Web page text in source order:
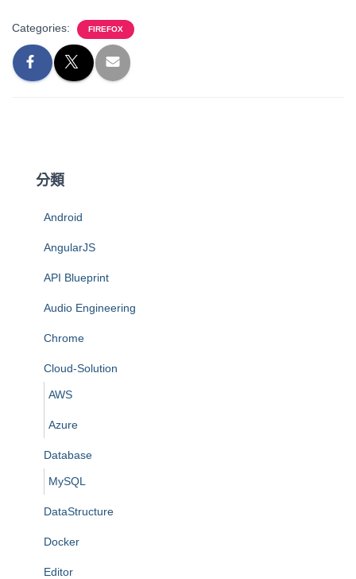
Categories: FIREFOX
分類
Android
AngularJS
API Blueprint
Audio Engineering
Chrome
Cloud-Solution
AWS
Azure
Database
MySQL
DataStructure
Docker
Editor